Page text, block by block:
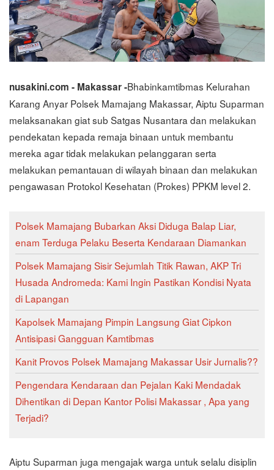
nusakini.com - Makassar -Bhabinkamtibmas Kelurahan
Karang Anyar Polsek Mamajang Makassar, Aiptu Suparman
melaksanakan giat sub Satgas Nusantara dan melakukan
pendekatan kepada remaja binaan untuk membantu
mereka agar tidak melakukan pelanggaran serta
melakukan pemantauan di wilayah binaan dan melakukan
pengawasan Protokol Kesehatan (Prokes) PPKM level 2.
Polsek Mamajang Bubarkan Aksi Diduga Balap Liar,
enam Terduga Pelaku Beserta Kendaraan Diamankan
Polsek Mamajang Sisir Sejumlah Titik Rawan, AKP Tri
Husada Andromeda: Kami Ingin Pastikan Kondisi Nyata
di Lapangan
Kapolsek Mamajang Pimpin Langsung Giat Cipkon
Antisipasi Gangguan Kamtibmas
Kanit Provos Polsek Mamajang Makassar Usir Jurnalis??
Pengendara Kendaraan dan Pejalan Kaki Mendadak
Dihentikan di Depan Kantor Polisi Makassar , Apa yang
Terjadi?
Aiptu Suparman juga mengajak warga untuk selalu disiplin